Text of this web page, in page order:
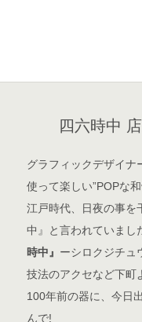
四六時中
グラフィックデザイナ
使って楽しい”POPな
江戸時代、日夜の事を
中』と言われていまし
時中』 ーシロクジチュ
技法のアクセなど下町
100年前の器に、今日
んで!